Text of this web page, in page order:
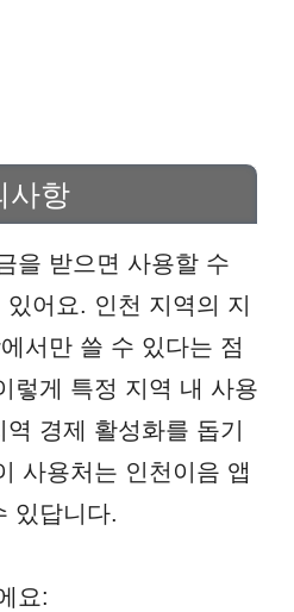
사항
을 받으면 사용할 수
어요. 인천 지역의 지
서만 쓸 수 있다는 점
렇게 특정 지역 내 사용
경제 활성화를 돕기
사용처는 인천이음 앱
있답니다.
요: